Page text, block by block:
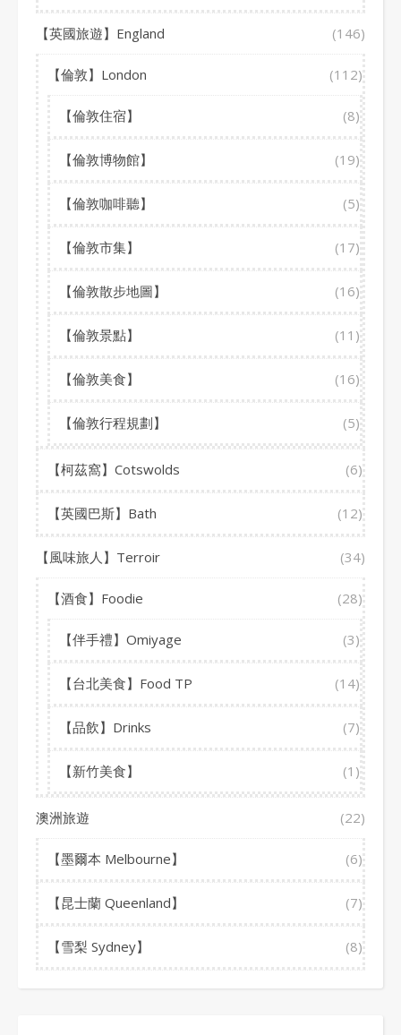
【英國旅遊】England (146)
【倫敦】London (112)
【倫敦住宿】 (8)
【倫敦博物館】 (19)
【倫敦咖啡聽】 (5)
【倫敦市集】 (17)
【倫敦散步地圖】 (16)
【倫敦景點】 (11)
【倫敦美食】 (16)
【倫敦行程規劃】 (5)
【柯茲窩】Cotswolds (6)
【英國巴斯】Bath (12)
【風味旅人】Terroir (34)
【酒食】Foodie (28)
【伴手禮】Omiyage (3)
【台北美食】Food TP (14)
【品飲】Drinks (7)
【新竹美食】 (1)
澳洲旅遊 (22)
【墨爾本 Melbourne】 (6)
【昆士蘭 Queenland】 (7)
【雪梨 Sydney】 (8)